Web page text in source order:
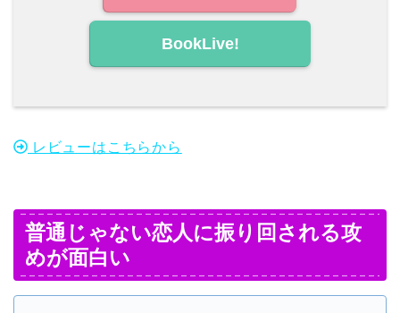
BookLive!
レビューはこちらから
普通じゃない恋人に振り回される攻
めが面白い